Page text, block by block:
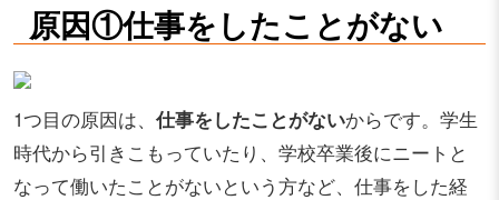
原因①仕事をしたことがない
1つ目の原因は、 仕事をしたことがないからです。学生
時代から引きこもっていたり、学校卒業後にニートと
なって働いたことがないという方など、仕事をした経